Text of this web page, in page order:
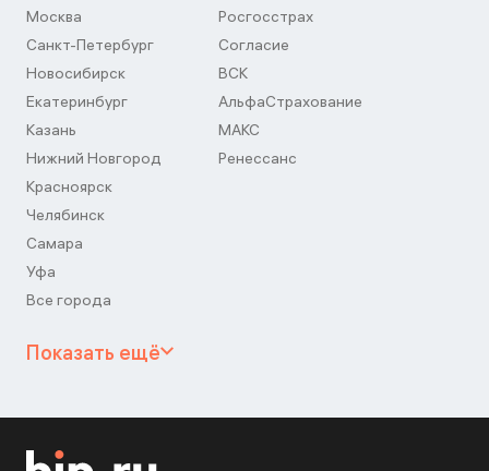
Москва
Санкт-Петербург
Новосибирск
Екатеринбург
Казань
Нижний Новгород
Красноярск
Челябинск
Самара
Уфа
Все города
Росгосстрах
Согласие
ВСК
АльфаСтрахование
МАКС
Ренессанс
Показать ещё